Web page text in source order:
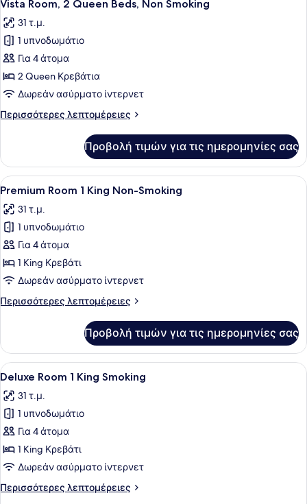
Smoking
όλων
των
φωτογραφιών
για
Vista
Room,
2
Queen
Smoking
Vista Room, 2 Queen Beds, Non Smoking
31 τ.μ.
1 υπνοδωμάτιο
Για 4 άτομα
2 Queen Κρεβάτια
Δωρεάν ασύρματο ίντερνετ
Περισσότερες λεπτομέρειες
Περισσότερες
Room,
Queen
Non
Smoking
Προβολή τιμών για τις ημερομηνίες σας
Προβολή
όλων
των
φωτογραφιών
για
Premium
Room
1
King
Ένα δωμάτιο ξενοδοχείου με ένα
6
Premium Room 1 King Non-Smoking
31 τ.μ.
1 υπνοδωμάτιο
Για 4 άτομα
1 King Κρεβάτι
Δωρεάν ασύρματο ίντερνετ
Περισσότερες λεπτομέρειες
Περισσότερες
Room
King
Smoking
Προβολή τιμών για τις ημερομηνίες σας
Προβολή
όλων
των
φωτογραφιών
για
Deluxe
Room
1
King
Ένα δωμάτιο ξενοδοχείου με ένα
6
Deluxe Room 1 King Smoking
31 τ.μ.
1 υπνοδωμάτιο
Για 4 άτομα
1 King Κρεβάτι
Δωρεάν ασύρματο ίντερνετ
Περισσότερες λεπτομέρειες
Περισσότερες